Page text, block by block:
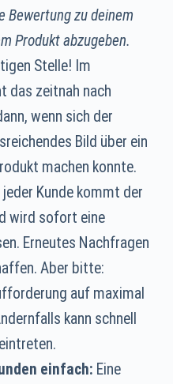
Bewertung zu deinem
Produkt abzugeben.
Stelle! Im
das zeitnah nach
wenn sich der
Bild über ein
machen konnte.
Kunde kommt der
wird sofort eine
Erneutes Nachfragen
Aber bitte:
auf maximal
kann schnell
einfach: Eine